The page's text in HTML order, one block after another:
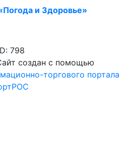
и Здоровье»
798
создан с помощью
торгового портала